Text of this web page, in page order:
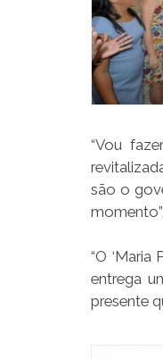
“Vou
são o
“O
entrega
presente